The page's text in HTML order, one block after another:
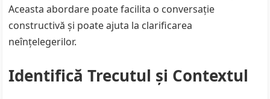
Aceasta abordare poate facilita o conversație
constructivă și poate ajuta la clarificarea
neînțelegerilor.
Identifică Trecutul și Contextul